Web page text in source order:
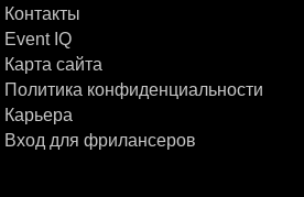
Контакты
Event IQ
Карта сайта
Политика конфиденциальности
Карьера
Вход для фрилансеров